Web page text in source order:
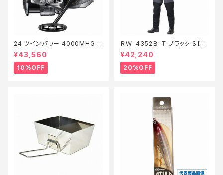
24 ツインパワー 4000MHG
【継続セール_リール】【10】
¥43,560
10%OFF
ＲＷ-4352Ｂ-Ｔ ブラック Ｓ【特
価装備】【20】
¥42,240
20%OFF